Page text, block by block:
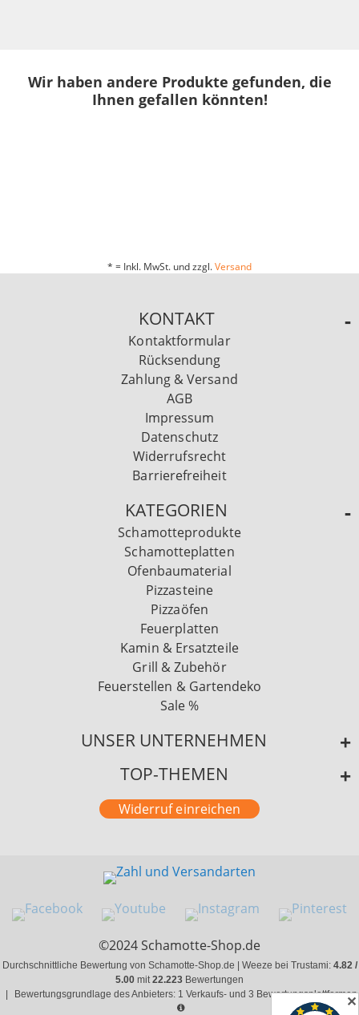
Wir haben andere Produkte gefunden, die
Ihnen gefallen könnten!
* = Inkl. MwSt. und zzgl.Versand
KONTAKT
Kontaktformular
Rücksendung
Zahlung & Versand
AGB
Impressum
Datenschutz
Widerrufsrecht
Barrierefreiheit
KATEGORIEN
Schamotteprodukte
Schamotteplatten
Ofenbaumaterial
Pizzasteine
Pizzaöfen
Feuerplatten
Kamin & Ersatzteile
Grill & Zubehör
Feuerstellen & Gartendeko
Sale %
UNSER UNTERNEHMEN
TOP-THEMEN
Widerruf einreichen
©2024 Schamotte-Shop.de
Durchschnittliche Bewertung von Schamotte-Shop.de | Weeze bei Trustami: 4.82 /
5.00 mit22.223 Bewertungen
Bewertungsgrundlage des Anbieters: 1 Verkaufs- und 3 Bewertungsplattformen
✕